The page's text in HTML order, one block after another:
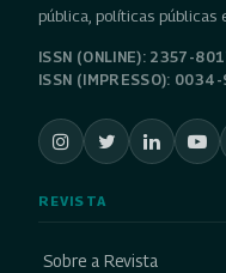
pública, políticas públicas
ISSN (ONLINE): 2357-
ISSN (IMPRESSO):
REVISTA
Sobre a Revista